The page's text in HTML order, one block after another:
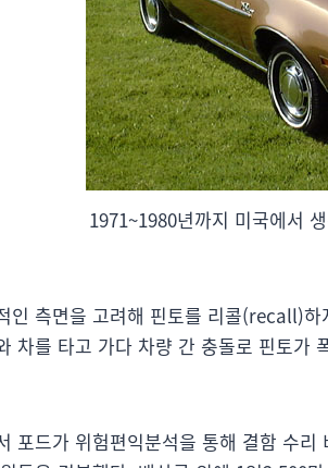
1971~1980년까지 미국에서
인 측면을 고려해 핀토를 리콜(recall)
차를 타고 가다 차량 간 충돌로 핀토가
포드가 위험편익분석을 통해 결함 수